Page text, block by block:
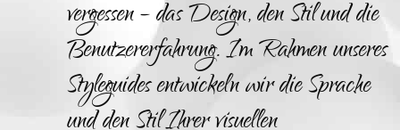
vergessen – das Design, den Stil und die
Benutzererfahrung. Im Rahmen unseres
Styleguides entwickeln wir die Sprache